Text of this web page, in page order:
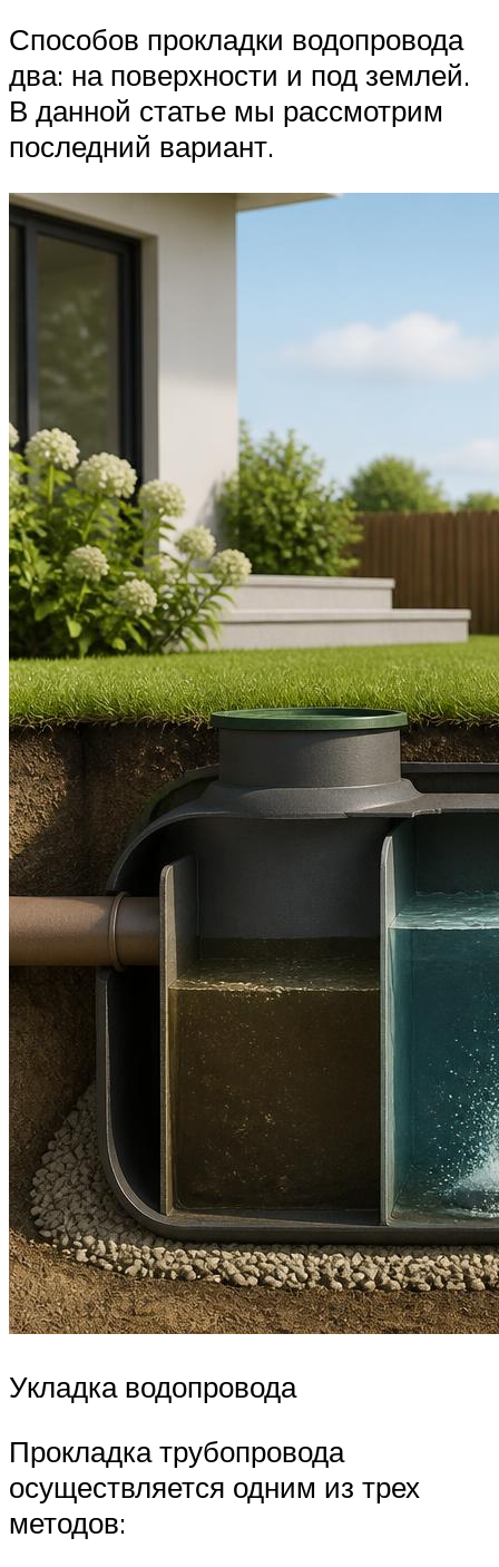
Способов прокладки водопровода
два: на поверхности и под землей.
В данной статье мы рассмотрим
последний вариант.
Укладка водопровода
Прокладка трубопровода
осуществляется одним из трех
методов: